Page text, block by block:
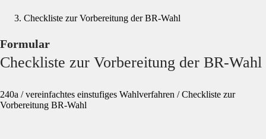
Checkliste zur Vorbereitung der BR-Wahl
Formular
Checkliste zur Vorbereitung der BR-Wahl
240a / vereinfachtes einstufiges Wahlverfahren / Checkliste zur
Vorbereitung BR-Wahl